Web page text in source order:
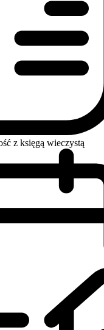
z księgą wieczystą